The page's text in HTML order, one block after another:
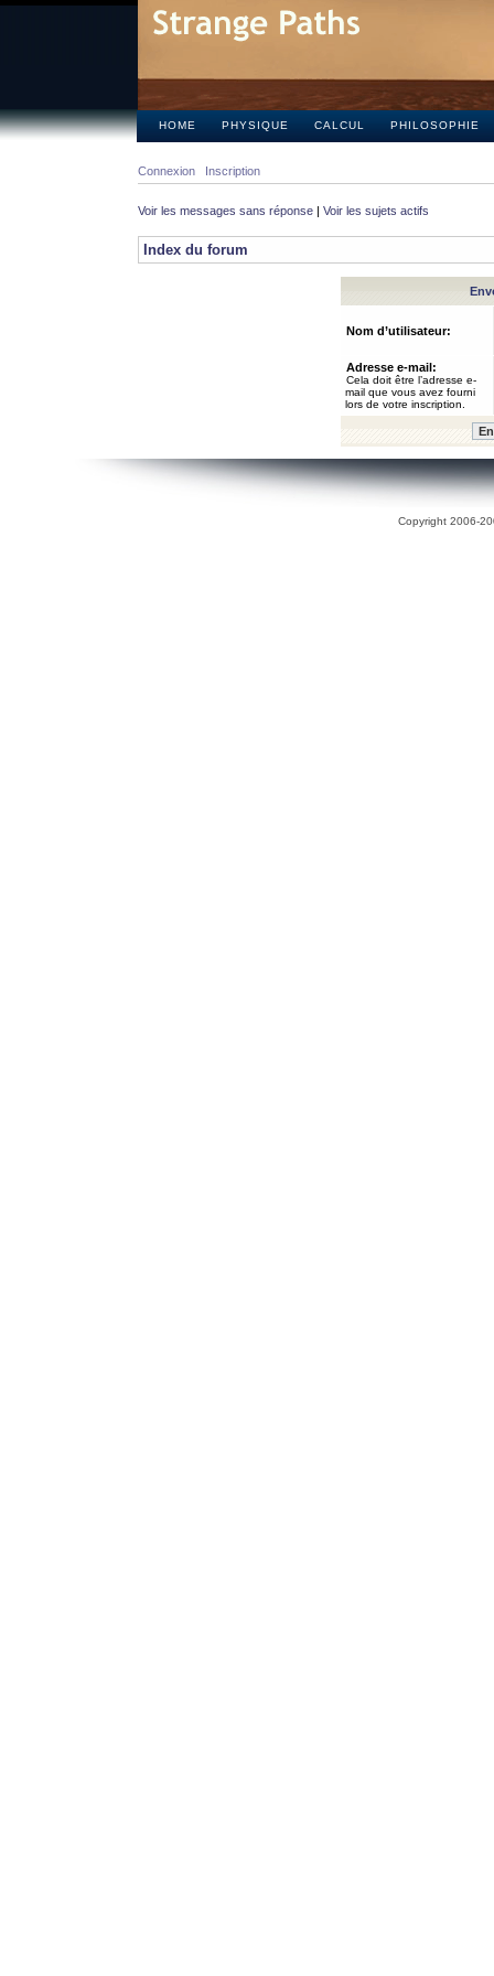
HOME PHYSIQUE CALCUL PHILOSOPHIE
Connexion Inscription
Voir les messages sans réponse | Voir les sujets actifs
Index du forum
Nom d’utilisateur:
Adresse e-mail:
Cela doit être l’adresse e-
mail que vous avez fourni
lors de votre inscription.
Copyright 2006-